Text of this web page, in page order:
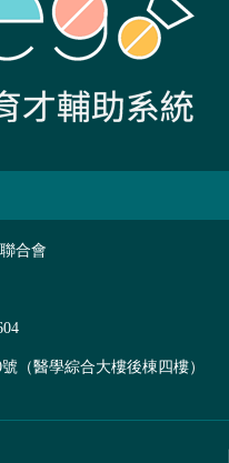
合會
（醫學綜合大樓後棟四樓）